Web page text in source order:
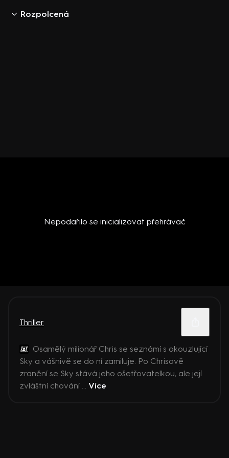
Rozpolcená
Nepodařilo se inicializovat přehrávač
Thriller
Osamělý milionář Chris se seznámí s okouzlující
Sky a vášnivě se do ní zamiluje. Po Chrisově
zranění se Sky stává jeho ošetřovatelkou, ale její
zvláštní chování ... Více